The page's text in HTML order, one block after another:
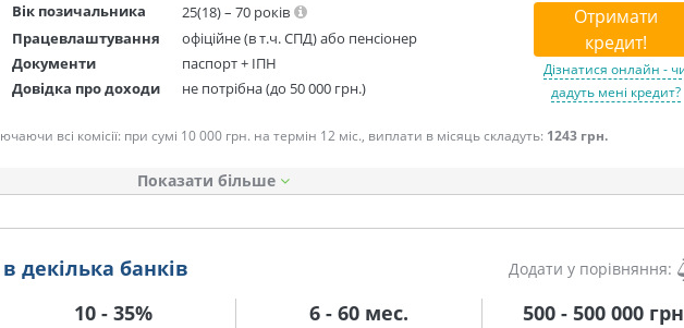
Вік позичальника
25(18) – 70 років
Працевлаштування
офіційне (в т.ч. СПД) або пенсіонер
Документи
паспорт + ІПН
Довідка про доходи
не потрібна (до 50 000 грн.)
Отримати
кредит!
Дізнатися онлайн -
дадуть мені кредит?
всі комісії: при сумі 10 000 грн. на термін 12 міс., виплати в місяць складуть: 1243 грн.
Показати
декілька банків Додати у порівняння:
10 - 35% 6 - 60 мес. 500 - 500 000